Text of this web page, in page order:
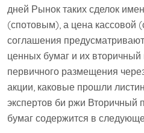
дней Рынок таких сделок
(спотовым), а цена кассовой
соглашения
ценных бумаг и их
первичного размещения
акции, каковые прошли
экспертов би ржи Вторичный
бумаг содержится в